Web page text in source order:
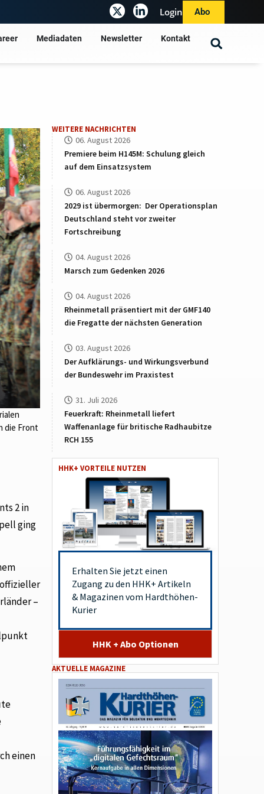
Login Abo
Mediadaten Newsletter Kontakt
die Front
2 in
ging
–
einen
WEITERE NACHRICHTEN
06. August 2026
Premiere beim H145M: Schulung gleich
auf dem Einsatzsystem
06. August 2026
2029 ist übermorgen: Der Operationsplan
Deutschland steht vor zweiter
Fortschreibung
04. August 2026
Marsch zum Gedenken 2026
04. August 2026
Rheinmetall präsentiert mit der GMF140
die Fregatte der nächsten Generation
03. August 2026
Der Aufklärungs- und Wirkungsverbund
der Bundeswehr im Praxistest
31. Juli 2026
Feuerkraft: Rheinmetall liefert
Waffenanlage für britische Radhaubitze
RCH 155
HHK+ VORTEILE NUTZEN
Erhalten Sie jetzt einen
Zugang zu den HHK+ Artikeln
& Magazinen vom Hardthöhen-
Kurier
HHK + Abo Optionen
AKTUELLE MAGAZINE